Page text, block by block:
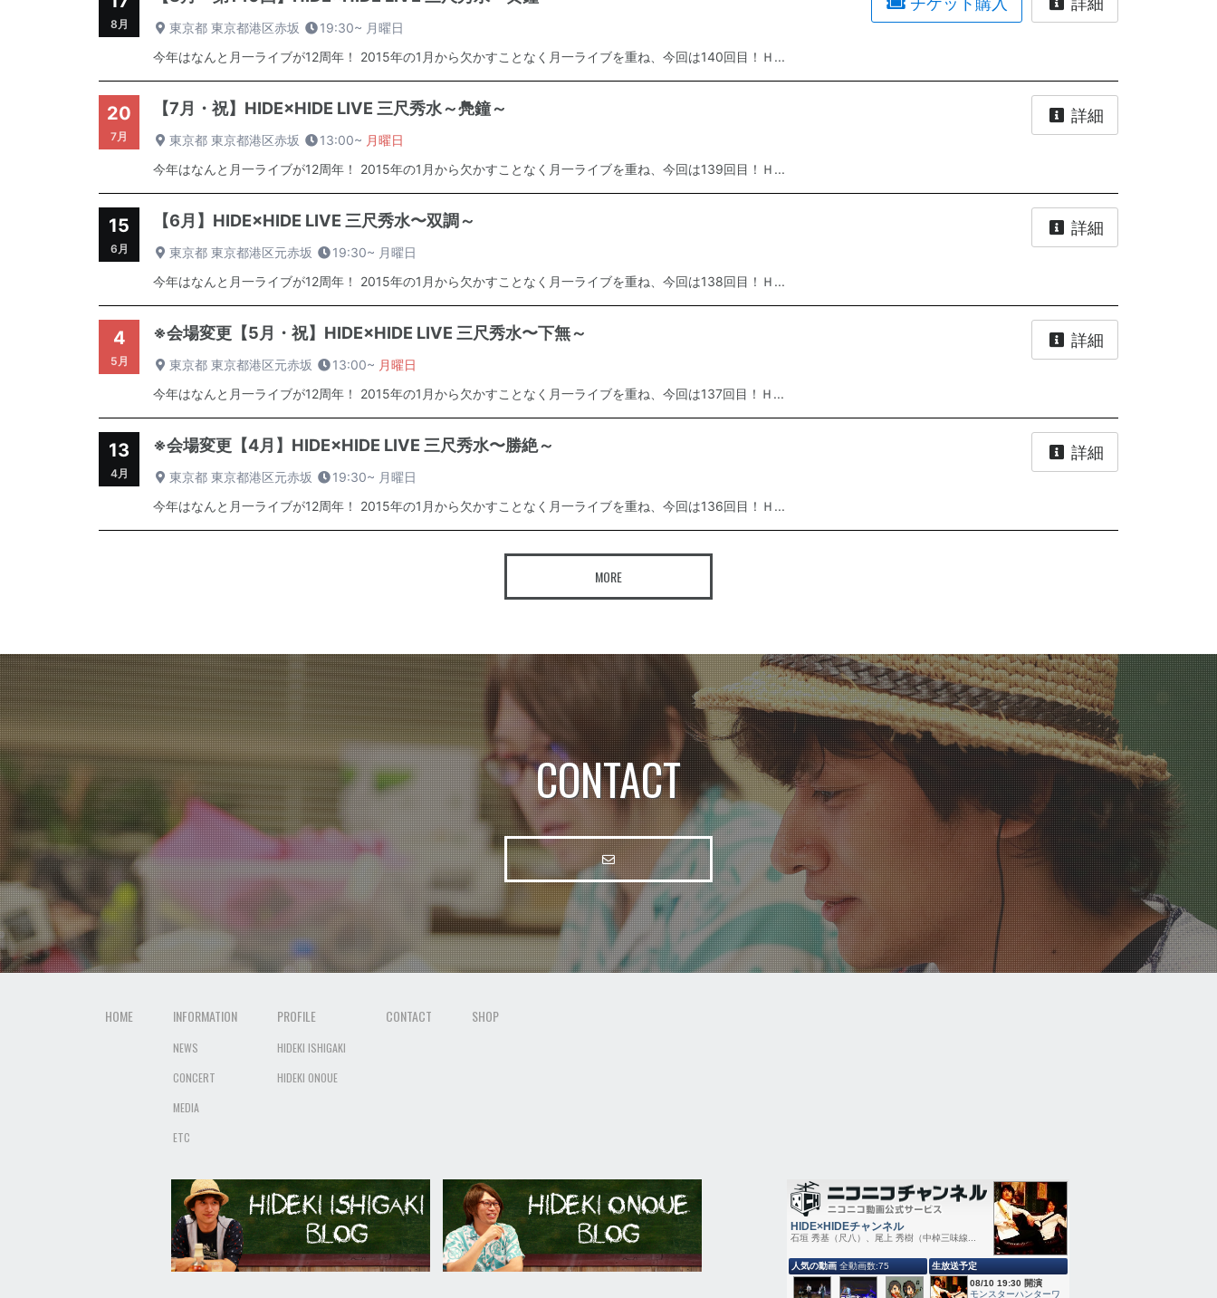
8月 東京都 東京都港区赤坂 19:30~ 月曜日
今年はなんと月一ライブが12周年！ 2015年の1月から欠かすことなく月一ライブを重ね、今回は140回目！Ｈ...
20
7月
【7月・祝】HIDE×HIDE LIVE 三尺秀水～鳧鐘～
東京都 東京都港区赤坂 13:00~ 月曜日
今年はなんと月一ライブが12周年！ 2015年の1月から欠かすことなく月一ライブを重ね、今回は139回目！Ｈ...
詳細
15
6月
【6月】HIDE×HIDE LIVE 三尺秀水〜双調～
東京都 東京都港区元赤坂 19:30~ 月曜日
今年はなんと月一ライブが12周年！ 2015年の1月から欠かすことなく月一ライブを重ね、今回は138回目！Ｈ...
詳細
4
5月
※会場変更【5月・祝】HIDE×HIDE LIVE 三尺秀水〜下無～
東京都 東京都港区元赤坂 13:00~ 月曜日
今年はなんと月一ライブが12周年！ 2015年の1月から欠かすことなく月一ライブを重ね、今回は137回目！Ｈ...
詳細
13
4月
※会場変更【4月】HIDE×HIDE LIVE 三尺秀水〜勝絶～
東京都 東京都港区元赤坂 19:30~ 月曜日
今年はなんと月一ライブが12周年！ 2015年の1月から欠かすことなく月一ライブを重ね、今回は136回目！Ｈ...
詳細
MORE
CONTACT
HOME INFORMATION
NEWS
CONCERT
MEDIA
ETC
PROFILE
HIDEKI ISHIGAKI
HIDEKI ONOUE
CONTACT SHOP